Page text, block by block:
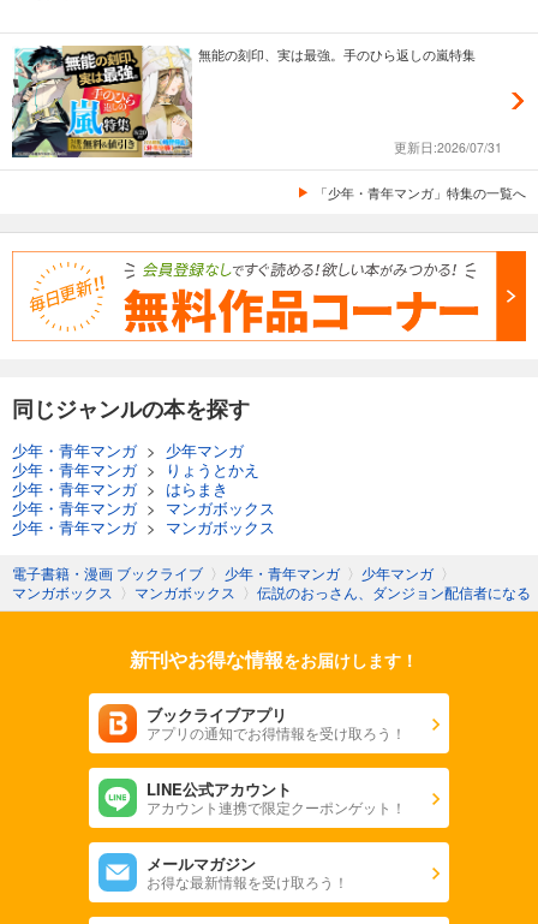
無能の刻印、実は最強。手のひら返しの嵐特集
更新日:2026/07/31
「少年・青年マンガ」特集の一覧へ
同じジャンルの本を探す
少年・青年マンガ> 少年マンガ
少年・青年マンガ>
りょうとかえ
少年・青年マンガ> はらまき
少年・青年マンガ> マンガボックス
少年・青年マンガ> マンガボックス
電子書籍・漫画 ブックライブ 〉 少年・青年マンガ 〉 少年マンガ 〉
マンガボックス 〉 マンガボックス 〉 伝説のおっさん、ダンジョン配信者になる
新刊やお得な情報をお届けします！
ブックライブアプリ
アプリの通知でお得情報を受け取ろう！
LINE公式アカウント
アカウント連携で限定クーポンゲット！
メールマガジン
お得な最新情報を受け取ろう！